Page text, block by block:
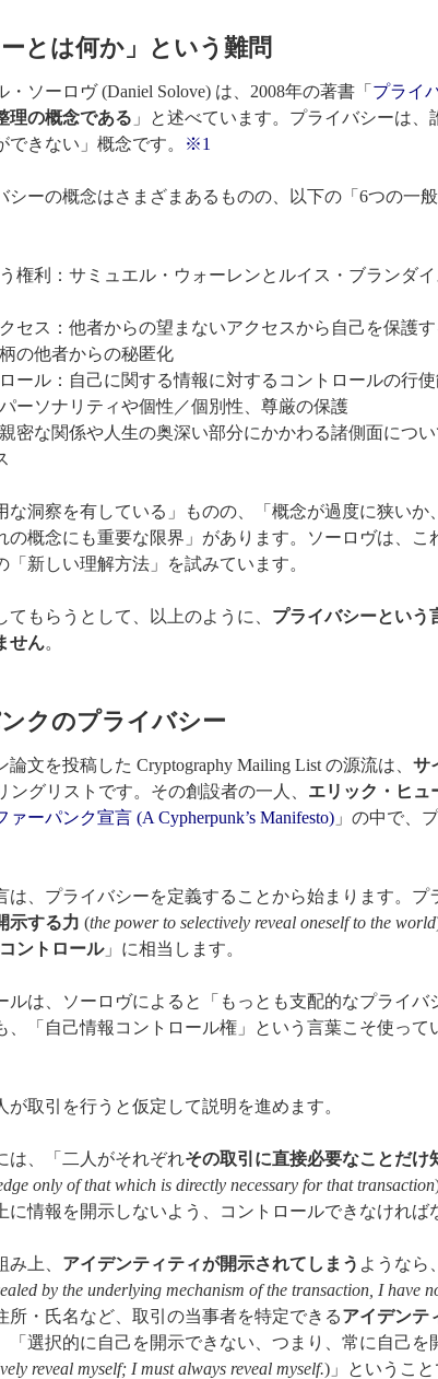
とは何か」という難問
ソーロヴ (Daniel Solove) は、2008年の著書「 プライ
理の概念である 」と述べています。プライバシーは
きない」概念です。
※1
シーの概念はさまざまあるものの、以下の「6つの一
権利：サミュエル・ウォーレンとルイス・ブランダ
セス：他者からの望まないアクセスから自己を保護す
の他者からの秘匿化
ール：自己に関する情報に対するコントロールの行使
ーソナリティや個性／個別性、尊厳の保護
密な関係や人生の奥深い部分にかかわる諸側面につ
な洞察を有している」ものの、「概念が過度に狭いか
の概念にも重要な限界」があります。ソーロヴは、こ
「新しい理解方法」を試みています。
もらうとして、以上のように、 プライバシーという
せん。
クのプライバシー
文を投稿した Cryptography Mailing List の源流は、 サ
ングリストです。その創設者の一人、 エリック・ヒュ
ァーパンク宣言 (A Cypherpunk’s Manifesto) 」の中で、
は、プライバシーを定義することから始まります。プ
示する力 (the power to selectively reveal oneself to the world
ントロール」に相当します。
ルは、ソーロヴによると「もっとも支配的なプライバ
、「自己情報コントロール権」という言葉こそ使って
が取引を行うと仮定して説明を進めます。
は、「二人がそれぞれその取引に直接必要なことだけ
only of that which is directly necessary for that transaction
に情報を開示しないよう、コントロールできなければ
上、 アイデンティティが開示されてしまう ようなら、
by the underlying mechanism of the transaction, I have
所・氏名など、取引の当事者を特定できるアイデンテ
「選択的に自己を開示できない、つまり、常に自己を
reveal myself; I must always reveal myself.)」というこ